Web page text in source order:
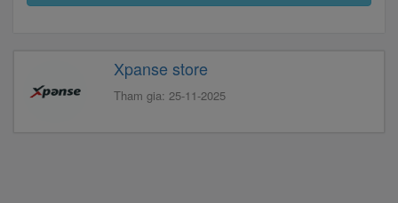
Xpanse store
Tham gia: 25-11-2025